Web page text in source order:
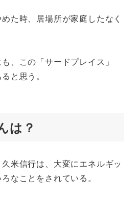
た時、居場所が家庭したなく
、この「サードプレイス」
と思う。
は？
米信行は、大変にエネルギッ
なことをされている。